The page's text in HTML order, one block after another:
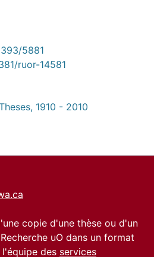
5881
ruor-14581
1910 - 2010
copie d'une thèse ou d'un
uO dans un format
des services